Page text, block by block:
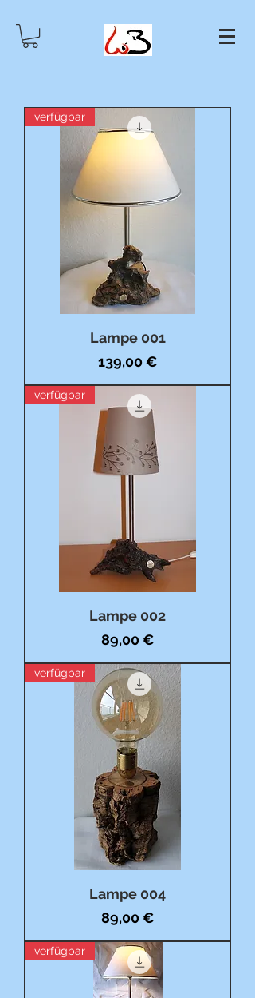
verfügbar
Lampe 001
Preis
139,00 €
verfügbar
Lampe 002
Preis
89,00 €
verfügbar
Lampe 004
Preis
89,00 €
verfügbar